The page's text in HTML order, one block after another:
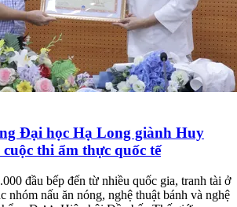
Đại học Hạ Long giành Huy
thi ẩm thực quốc tế
đầu bếp đến từ nhiều quốc gia, tranh tài ở
nhóm nấu ăn nóng, nghệ thuật bánh và nghệ